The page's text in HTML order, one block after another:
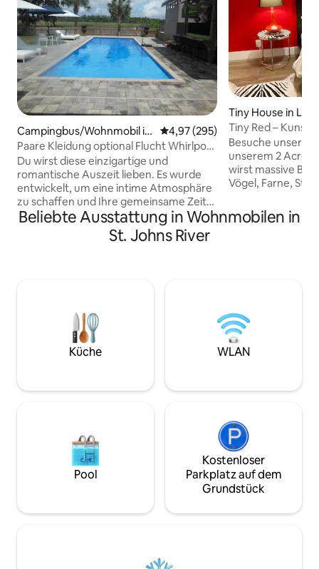
Campingbus/Wohnmobil in
Jacksonville
Durchschnittliche Bewertung:
4,97 (295)
Paare Kleidung optional Flucht Whirlpool
Deck
Du wirst diese einzigartige und
romantische Auszeit lieben. Es wurde
entwickelt, um eine intime Atmosphäre
zu schaffen und Ihre gemeinsame Zeit
zu verschönern.Das Wohnmobil ist
ziemlich groß und voll ausgestattet. Das
Hauptschlafzimmer verfügt über ein
beleuchtet ist.Ein Dock am Fluss, um die
Aussicht zu genießen. Zugang zu Kajaks
auf dem Grundstück. Es gibt einen
privaten Bereich mit optionaler
Liegestühlen. Wir haben kürzlich eine
Tiny House in Lutz
Tiny Red –
Retreat
Besuche unser
unserem 2 Acre
wirst massive
Vögel, Farne,
ausgedehnten
Obstbäume für
Innenstadt
Min.), Disney (1,5
eine Nachricht,
Beliebte Ausstattung in Wohnmobilen in
St. Johns River
Küche WLAN
Pool
Kostenloser
Parkplatz auf dem
Grundstück